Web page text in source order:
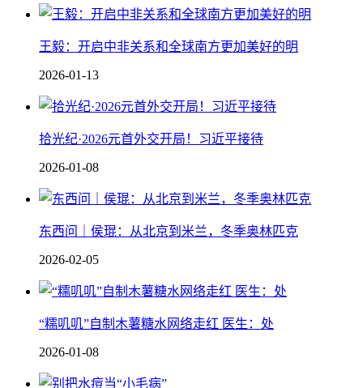
王毅：开启中非关系和全球南方更加美好的明
2026-01-13
拾光纪·2026元首外交开局！习近平接待
2026-01-08
东西问｜侯琨：从北京到米兰，冬季奥林匹克
2026-02-05
“糯叽叽”自制木薯糖水网络走红 医生：处
2026-01-08